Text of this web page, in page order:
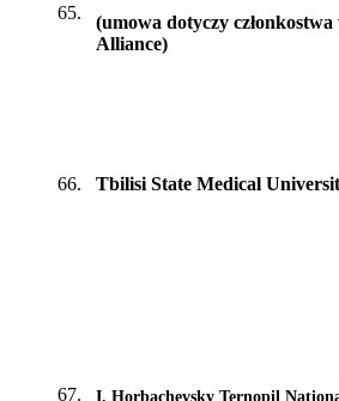
65.
(umowa dotyczy
Alliance)
66. Tbilisi State Medical
67. I. Horbachevsky Ternopil